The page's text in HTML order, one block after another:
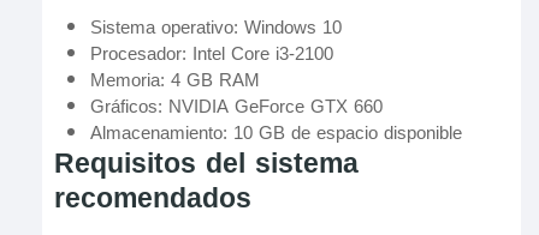
Sistema operativo: Windows 10
Procesador: Intel Core i3-2100
Memoria: 4 GB RAM
Gráficos: NVIDIA GeForce GTX 660
Almacenamiento: 10 GB de espacio disponible
Requisitos del sistema
recomendados